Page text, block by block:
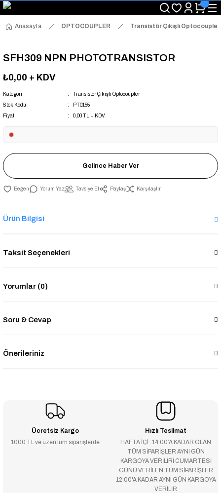
"Saat 14:00'a Kadar Verilen Siparişlerde Aynı Gün Kargo Avantajı!
"Binlerce Ürün Çeşitliliği ile Stoktan Hemen Teslim."
"Toptan Fiyatına Perakende Satış Avantajını Kaçırmayın!"
Anasayfa OPTOCOUPLER Transistör Çıkışlı Optocoupler
SFH309 NPN PHOTOTRANSISTOR
₺0,00 + KDV
Kategori
Transistör Çıkışlı Optocoupler
Stok Kodu
PT0155
Fiyat
0,00 TL + KDV
Gelince Haber Ver
Yorum Yaz Tavsiye Et Paylaş Karşılaştır
Ürün Bilgisi
Taksit Seçenekleri
Yorumlar (0)
Soru & Cevap
Önerileriniz
Ücretsiz Kargo
1000 TL ve üzeri tüm siparişlerde
Hızlı Teslimat
HAFTA İÇİ : 14:00’A KADAR OLAN
TÜM SİPARİŞLER AYNI GÜN
KARGOYA VERİLİRİ CUMARTESİ
GÜNÜ VERİLEN TÜM SİPARİŞLER
12:00'A KADAR AYNI GÜN KARGOYA
VERİLİR